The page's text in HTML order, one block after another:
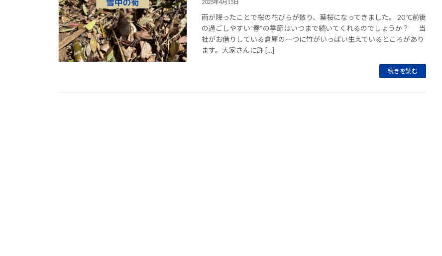
2025年4月15日
雨が降ったことで桜の花びらが散り、葉桜になってきました。 20℃前後
の過ごしやすい”春“の季節はいつまで続いてくれるのでしょうか？ 当
社がお借りしている倉庫の一つに竹がいっぱい生えているところがあり
ます。大家さんに許 […]
続きを読む